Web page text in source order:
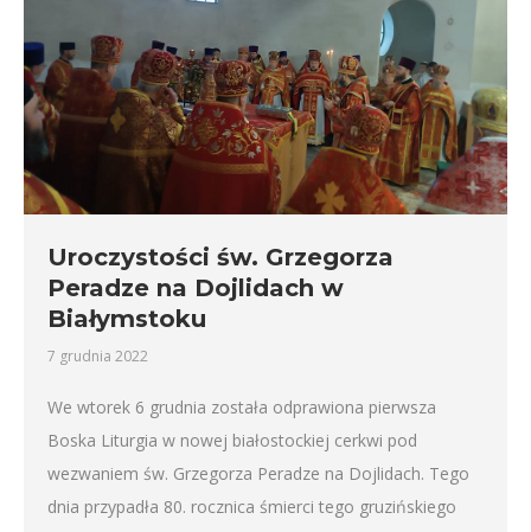
Uroczystości św. Grzegorza
Peradze na Dojlidach w
Białymstoku
7 grudnia 2022
We wtorek 6 grudnia została odprawiona pierwsza
Boska Liturgia w nowej białostockiej cerkwi pod
wezwaniem św. Grzegorza Peradze na Dojlidach. Tego
dnia przypadła 80. rocznica śmierci tego gruzińskiego